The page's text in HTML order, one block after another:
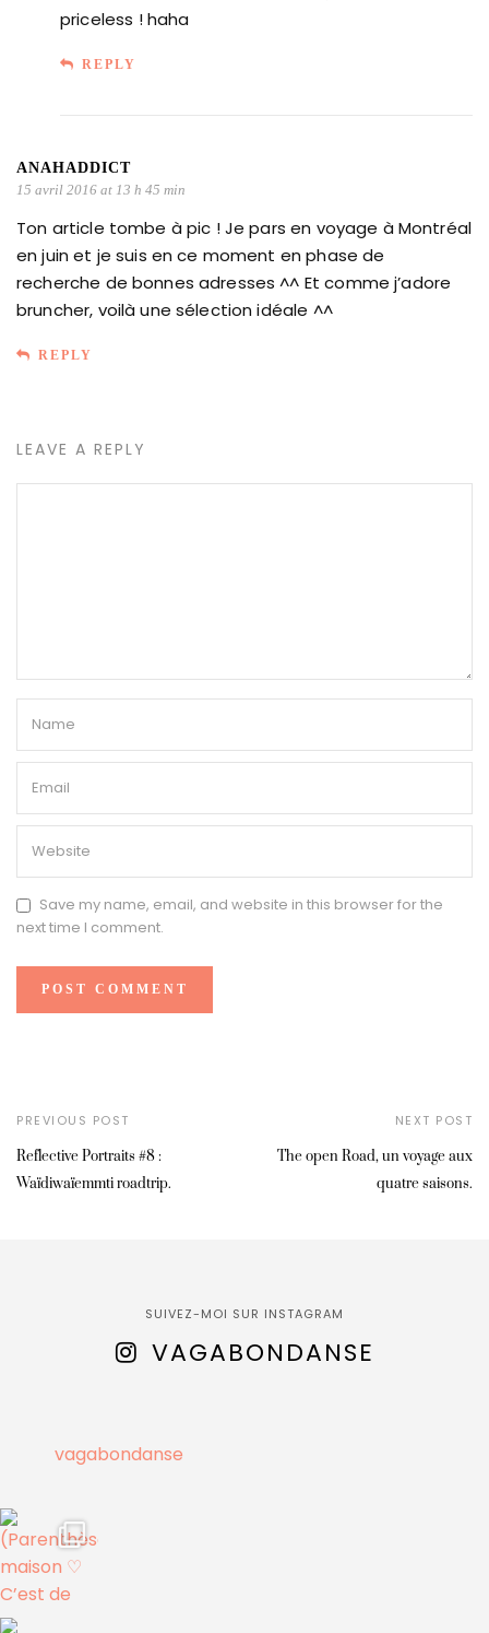
priceless ! haha
REPLY
ANAHADDICT
15 avril 2016 at 13 h 45 min
Ton article tombe à pic ! Je pars en voyage à Montréal
en juin et je suis en ce moment en phase de
recherche de bonnes adresses ^^ Et comme j’adore
bruncher, voilà une sélection idéale ^^
REPLY
LEAVE A REPLY
Save my name, email, and website in this browser for the
next time I comment.
PREVIOUS POST
Reflective Portraits #8 :
Waïdiwaïemmti roadtrip.
NEXT POST
The open Road, un voyage aux
quatre saisons.
SUIVEZ-MOI SUR INSTAGRAM
VAGABONDANSE
vagabondanse